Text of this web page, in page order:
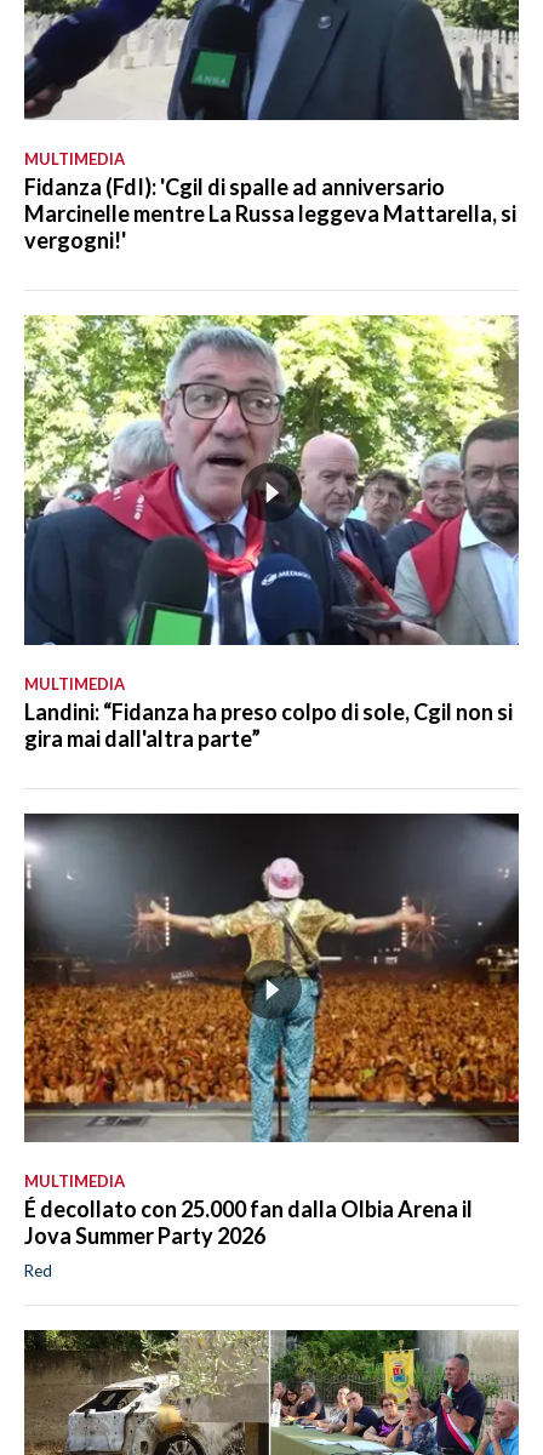
MULTIMEDIA
Fidanza (FdI): 'Cgil di spalle ad anniversario
Marcinelle mentre La Russa leggeva Mattarella, si
vergogni!'
MULTIMEDIA
Landini: “Fidanza ha preso colpo di sole, Cgil non si
gira mai dall'altra parte”
MULTIMEDIA
É decollato con 25.000 fan dalla Olbia Arena il
Jova Summer Party 2026
Red